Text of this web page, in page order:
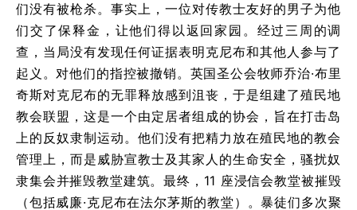
们没有被枪杀。事实上，一位对传教士友好的男子为他
们交了保释金，让他们得以返回家园。经过三周的调
查，当局没有发现任何证据表明克尼布和其他人参与了
起义。对他们的指控被撤销。英国圣公会牧师乔治·布里
奇斯对克尼布的无罪释放感到沮丧，于是组建了殖民地
教会联盟，这是一个由定居者组成的协会，旨在打击岛
上的反奴隶制运动。他们没有把精力放在殖民地的教会
管理上，而是威胁宣教士及其家人的生命安全，骚扰奴
隶集会并摧毁教堂建筑。最终，11 座浸信会教堂被摧毁
（包括威廉·克尼布在法尔茅斯的教堂）。暴徒们多次聚